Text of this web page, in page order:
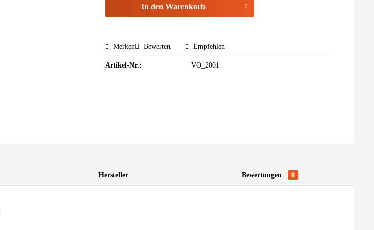
In den Warenkorb
Merken Bewerten Empfehlen
Artikel-Nr.: VO_2001
Hersteller Bewertungen 0